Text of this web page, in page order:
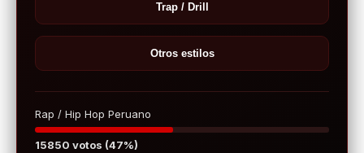
Trap / Drill
Otros estilos
Rap / Hip Hop Peruano
15850 votos (47%)